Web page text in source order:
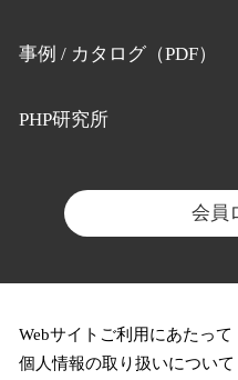
事例 / カタログ（PDF）
PHP研究所
会員
Webサイトご利用にあたって
個人情報の取り扱いについて